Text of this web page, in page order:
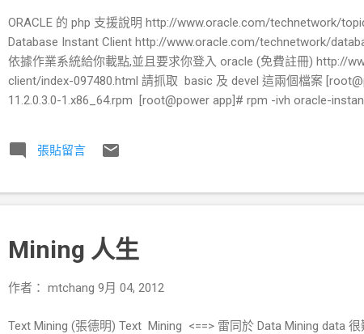
ORACLE 的 php 支援說明 http://www.oracle.com/technetwork/
Database Instant Client http://www.oracle.com/technetwork/
依據作業系統給你載點,並且要求你登入 oracle (免費註冊) http://
client/index-097480.html 請抓取 basic 及 devel 這兩個檔案
11.2.0.3.0-1.x86_64.rpm [root@power app]# rpm -ivh oracle-
[root@power app]# pecl install oci8 WARNING: channel
張貼留言
Mining 人生
作者： mtchang 9月 04, 2012
Text Mining (張德明) Text Mining <==> 雷同於 Data Mining data